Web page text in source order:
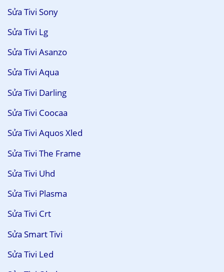
Sửa Tivi Sony
Sửa Tivi Lg
Sửa Tivi Asanzo
Sửa Tivi Aqua
Sửa Tivi Darling
Sửa Tivi Coocaa
Sửa Tivi Aquos Xled
Sửa Tivi The Frame
Sửa Tivi Uhd
Sửa Tivi Plasma
Sửa Tivi Crt
Sửa Smart Tivi
Sửa Tivi Led